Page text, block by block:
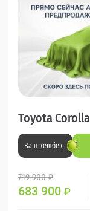
Toyota Corolla
Ваш кешбек
719 900 ₽
683 900 ₽